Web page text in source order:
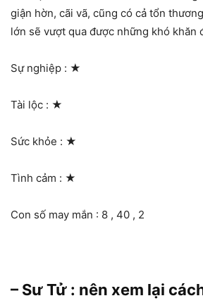
giận hờn, cãi vã, cũng có cả tổn
lớn sẽ vượt qua được những khó khăn
Sự nghiệp : ★
Tài lộc : ★
Sức khỏe : ★
Tình cảm : ★
Con số may mắn : 8 , 40 , 2
– Sư Tử : nên xem lại